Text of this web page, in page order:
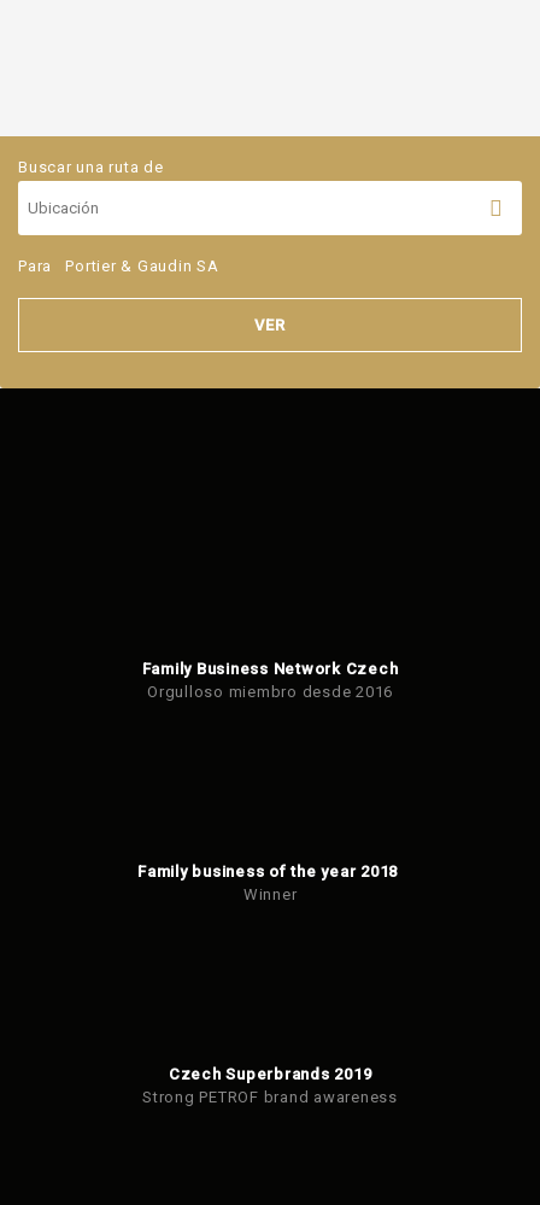
Buscar una ruta de
Para Portier & Gaudin SA
VER
Family Business Network Czech
Orgulloso miembro desde 2016
Family business of the year 2018
Winner
Czech Superbrands 2019
Strong PETROF brand awareness